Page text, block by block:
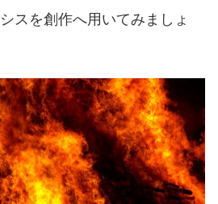
スを創作へ用いてみましょ